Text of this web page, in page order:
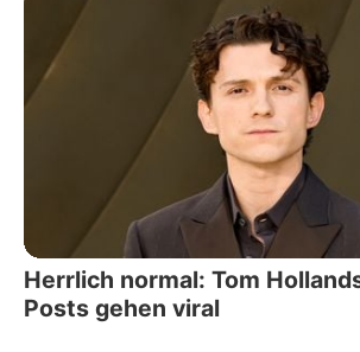
Herrlich normal: Tom
Posts gehen viral